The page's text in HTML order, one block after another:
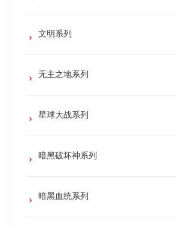
文明系列
无主之地系列
星球大战系列
暗黑破坏神系列
暗黑血统系列